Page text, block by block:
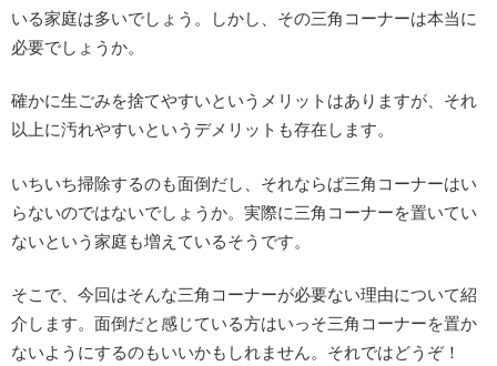
いる家庭は多いでしょう。しかし、その三角コーナーは本当に
必要でしょうか。
確かに生ごみを捨てやすいというメリットはありますが、それ
以上に汚れやすいというデメリットも存在します。
いちいち掃除するのも面倒だし、それならば三角コーナーはい
らないのではないでしょうか。実際に三角コーナーを置いてい
ないという家庭も増えているそうです。
そこで、今回はそんな三角コーナーが必要ない理由について紹
介します。面倒だと感じている方はいっそ三角コーナーを置か
ないようにするのもいいかもしれません。それではどうぞ！